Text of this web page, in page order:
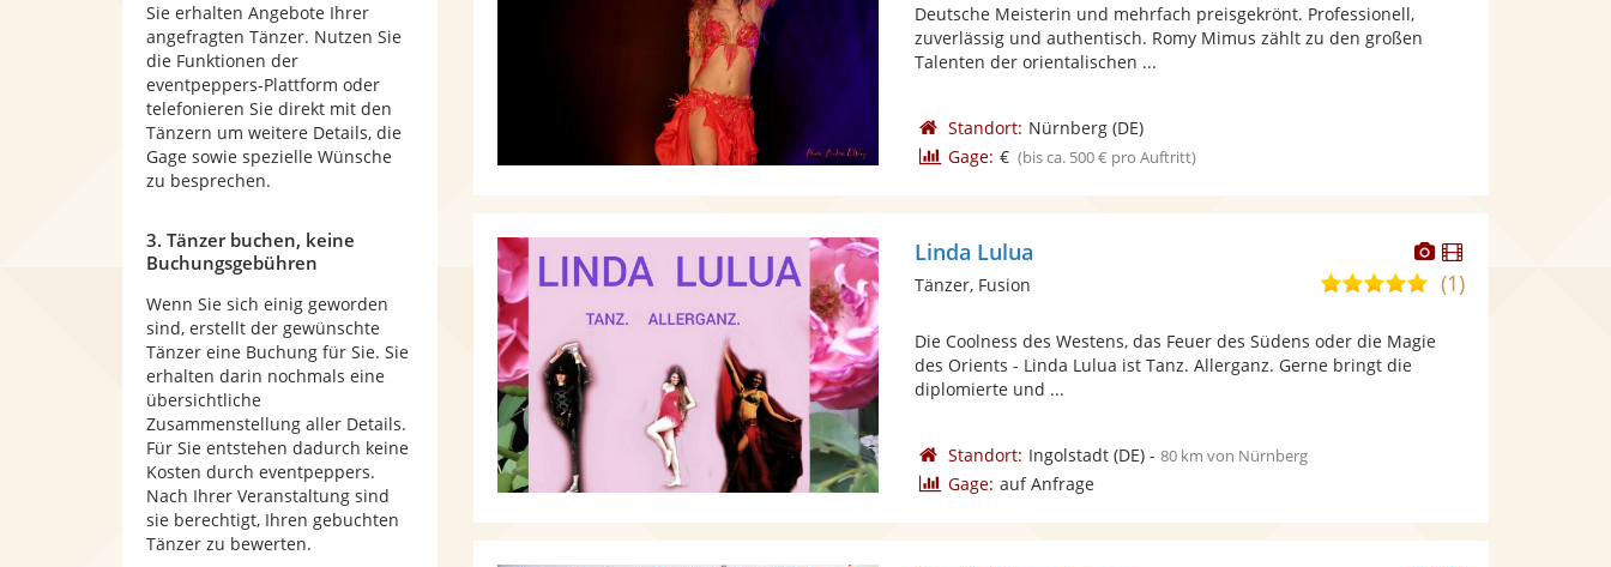
Deutsche Meisterin und mehrfach preisgekrönt. Professionell,
zuverlässig und authentisch. Romy Mimus zählt zu den großen
Talenten der orientalischen ...
Standort: Nürnberg(DE)
Gage: € (bis ca. 500 € pro Auftritt)
Dieser
Künstler
stellt
Dieser
Künstler
Linda Lulua
5,0
5
(1)
Tänzer, Fusion
Die Coolness des Westens, das Feuer des Südens oder die Magie
des Orients - Linda Lulua ist Tanz. Allerganz. Gerne bringt die
diplomierte und ...
Standort: Ingolstadt(DE)- 80 km von Nürnberg
Gage: auf Anfrage
Sie erhalten Angebote Ihrer
angefragten Tänzer. Nutzen Sie
die Funktionen der
eventpeppers-Plattform oder
telefonieren Sie direkt mit den
Tänzern um weitere Details, die
Gage sowie spezielle Wünsche
zu besprechen.
3. Tänzer buchen, keine
Buchungsgebühren
Wenn Sie sich einig geworden
sind, erstellt der gewünschte
Tänzer eine Buchung für Sie. Sie
erhalten darin nochmals eine
übersichtliche
Zusammenstellung aller Details.
Für Sie entstehen dadurch keine
Kosten durch eventpeppers.
Nach Ihrer Veranstaltung sind
sie berechtigt, Ihren gebuchten
Tänzer zu bewerten.